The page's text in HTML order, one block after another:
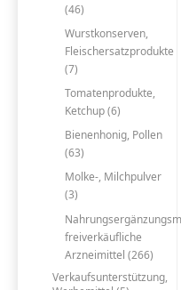
(46)
Wurstkonserven,
Fleischersatzprodukte
(7)
Tomatenprodukte,
Ketchup (6)
Bienenhonig, Pollen
(63)
Molke-, Milchpulver
(3)
freiverkäufliche
Arzneimittel (266)
Verkaufsunterstützung,